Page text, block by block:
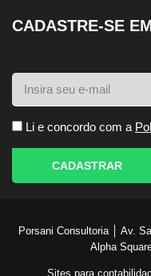
CADASTRE-SE
Li e concordo com a
CADASTRAR
Porsani Consultoria │ Av.
Alpha
Sites para